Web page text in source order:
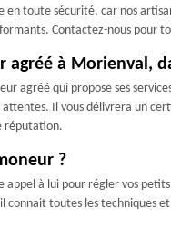
toute sécurité, car nos
Contactez-nous pour
agréé à Morienval,
agréé qui propose ses
Il vous délivrera un
réputation.
?
à lui pour régler vos
connait toutes les techniques